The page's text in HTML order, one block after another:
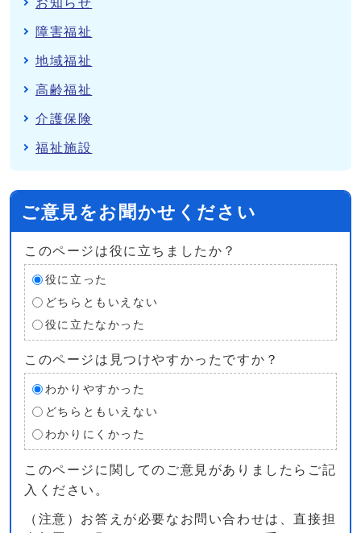
障害福祉
地域福祉
高齢福祉
介護保険
福祉施設
ご意見をお聞かせください
このページは役に立ちましたか？
役に立った
どちらともいえない
役に立たなかった
このページは見つけやすかったですか？
わかりやすかった
どちらともいえない
わかりにくかった
このページに関してのご意見がありましたらご記
入ください。
（注意）お答えが必要なお問い合わせは、直接担